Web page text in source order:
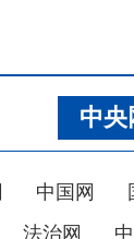
中央
中国网
法治网